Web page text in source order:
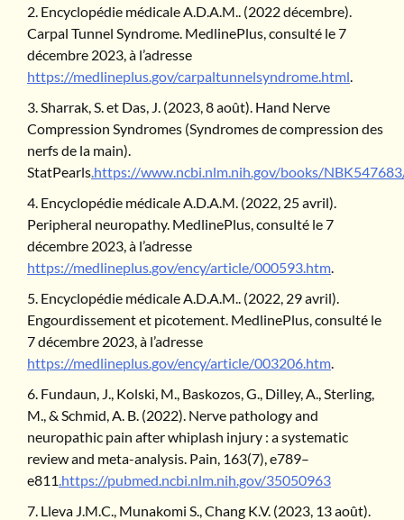
Encyclopédie médicale A.D.A.M.. (2022 décembre).
Carpal Tunnel Syndrome. MedlinePlus, consulté le 7
décembre 2023, à l’adresse
https://medlineplus.gov/carpaltunnelsyndrome.html
Sharrak, S. et Das, J. (2023, 8 août). Hand Nerve
Compression Syndromes (Syndromes de compression des
nerfs de la main).
StatPearls .https://www.ncbi.nlm.nih.gov/books/
Encyclopédie médicale A.D.A.M. (2022, 25 avril).
Peripheral neuropathy. MedlinePlus, consulté le 7
décembre 2023, à l’adresse
https://medlineplus.gov/ency/article/000593.htm
Encyclopédie médicale A.D.A.M.. (2022, 29 avril).
Engourdissement et picotement. MedlinePlus, consulté le
7 décembre 2023, à l’adresse
https://medlineplus.gov/ency/article/003206.htm
Fundaun, J., Kolski, M., Baskozos, G., Dilley, A., Sterling,
M., & Schmid, A. B. (2022). Nerve pathology and
neuropathic pain after whiplash injury : a systematic
review and meta-analysis. Pain, 163(7), e789–
e811 .https://pubmed.ncbi.nlm.nih.gov/35050963
Lleva J.M.C., Munakomi S., Chang K.V. (2023, 13 août).